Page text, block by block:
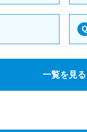
Q
一覧を見る